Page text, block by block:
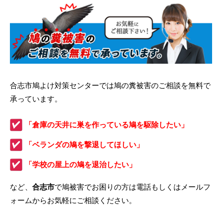
合志市鳩よけ対策センターでは鳩の糞被害のご相談を無料で
承っています。
「倉庫の天井に巣を作っている鳩を駆除したい」
「ベランダの鳩を撃退してほしい」
「学校の屋上の鳩を退治したい」
など、 合志市で鳩被害でお困りの方は電話もしくはメールフ
ォームからお気軽にご相談ください。